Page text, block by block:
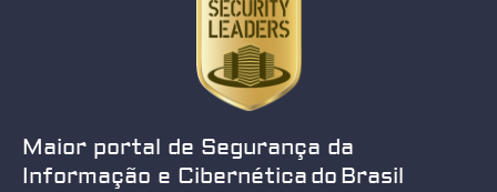
Maior portal de Segurança da
Informação e Cibernética do Brasil